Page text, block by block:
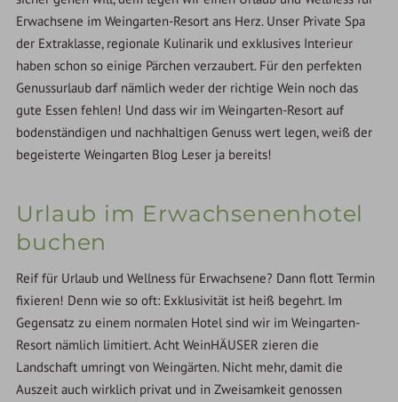
Erwachsene im Weingarten-Resort ans Herz. Unser Private Spa
der Extraklasse, regionale Kulinarik und exklusives Interieur
haben schon so einige Pärchen verzaubert. Für den perfekten
Genussurlaub darf nämlich weder der richtige Wein noch das
gute Essen fehlen! Und dass wir im Weingarten-Resort auf
bodenständigen und nachhaltigen Genuss wert legen, weiß der
begeisterte Weingarten Blog Leser ja bereits!
Urlaub im Erwachsenenhotel
buchen
Reif für Urlaub und Wellness für Erwachsene? Dann flott Termin
fixieren! Denn wie so oft: Exklusivität ist heiß begehrt. Im
Gegensatz zu einem normalen Hotel sind wir im Weingarten-
Resort nämlich limitiert. Acht WeinHÄUSER zieren die
Landschaft umringt von Weingärten. Nicht mehr, damit die
Auszeit auch wirklich privat und in Zweisamkeit genossen